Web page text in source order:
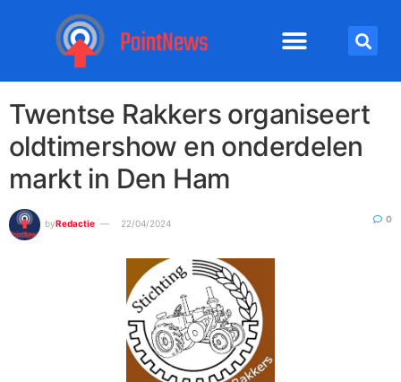
Twentse Rakkers organiseert
oldtimershow en onderdelen
markt in Den Ham
byRedactie 22/04/2024 0